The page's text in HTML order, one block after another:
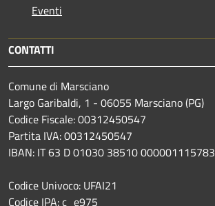
Eventi
CONTATTI
Comune di Marsciano
Largo Garibaldi, 1 - 06055 Marsciano (PG)
Codice Fiscale: 00312450547
Partita IVA: 00312450547
IBAN: IT 63 D 01030 38510 000001115783
Codice Univoco: UFAI21
Codice IPA: c_e975